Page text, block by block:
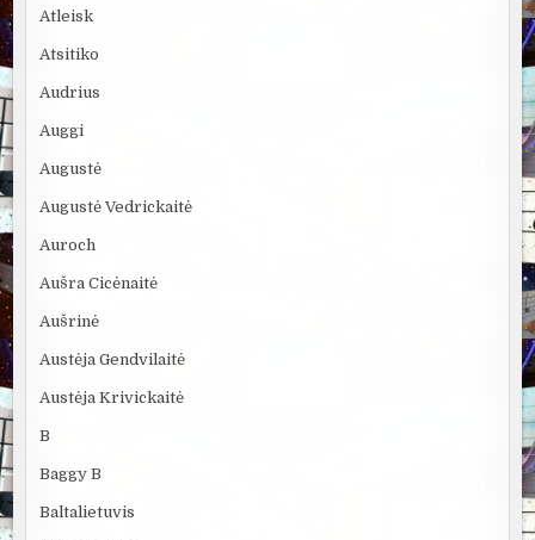
Atleisk
Atsitiko
Audrius
Auggi
Augustė
Augustė Vedrickaitė
Auroch
Aušra Cicėnaitė
Aušrinė
Austėja Gendvilaitė
Austėja Krivickaitė
B
Baggy B
Baltalietuvis